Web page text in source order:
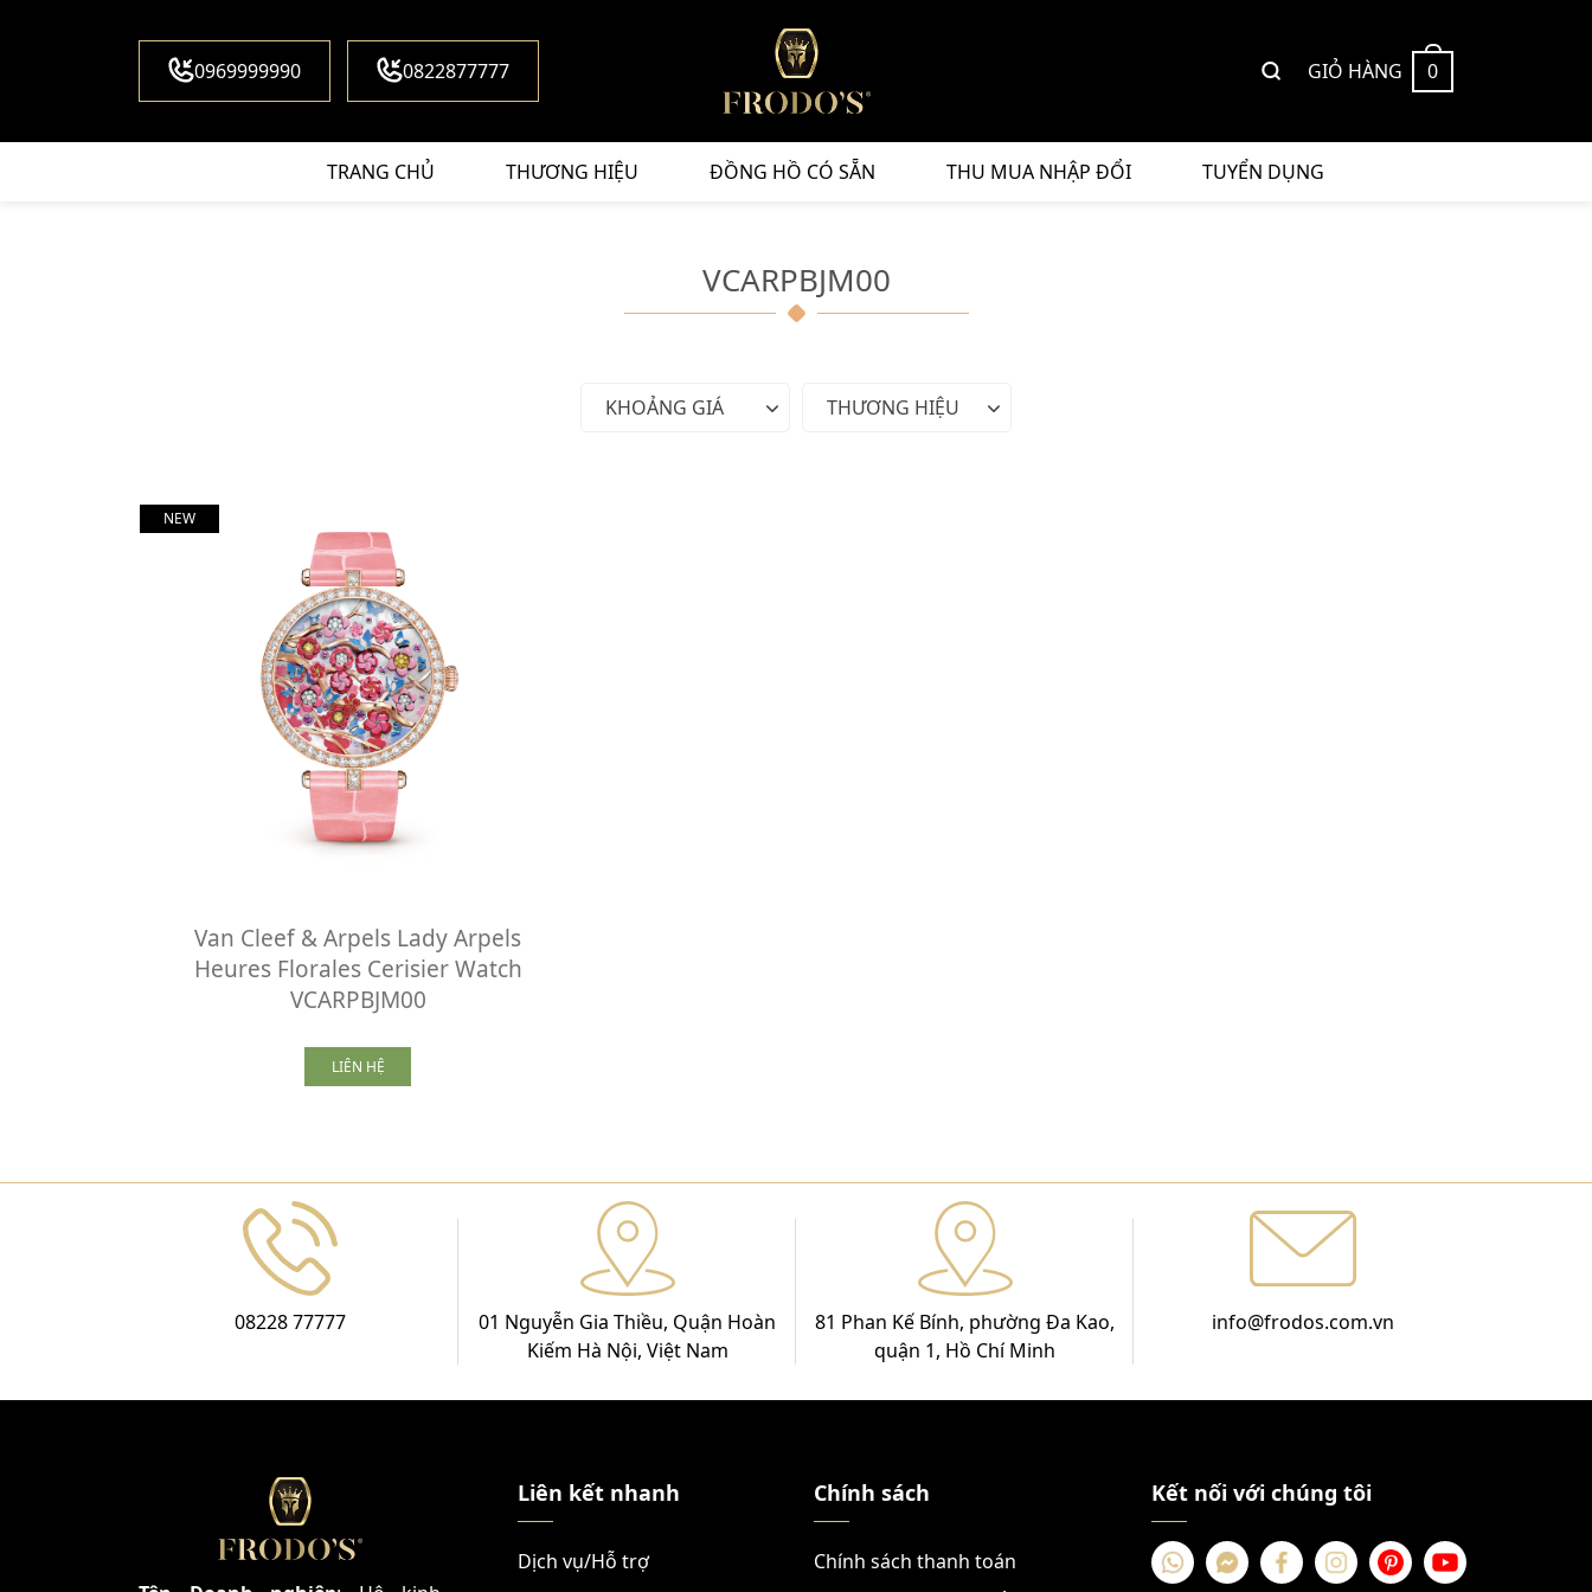
0969999990 0822877777 GIỎ HÀNG 0
TRANG CHỦ THƯƠNG HIỆU ĐỒNG HỒ CÓ SẴN THU MUA NHẬP ĐỔI TUYỂN DỤNG
VCARPBJM00
KHOẢNG GIÁ THƯƠNG HIỆU
NEW
Van Cleef & Arpels Lady Arpels
Heures Florales Cerisier Watch
VCARPBJM00
LIÊN HỆ
08228 77777
01 Nguyễn Gia Thiều, Quận Hoàn
Kiếm Hà Nội, Việt Nam
81 Phan Kế Bính, phường Đa Kao,
quận 1, Hồ Chí Minh
info@frodos.com.vn
Liên kết nhanh
Dịch vụ/Hỗ trợ
Chính sách
Chính sách thanh toán
Kết nối với chúng tôi